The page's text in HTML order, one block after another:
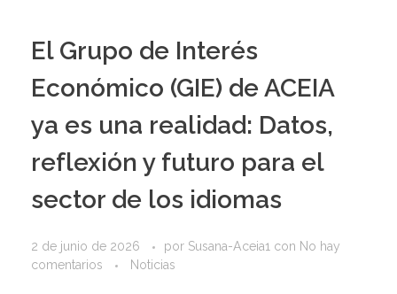
El Grupo de Interés
Económico (GIE) de ACEIA
ya es una realidad: Datos,
reflexión y futuro para el
sector de los idiomas
2 de junio de 2026 por Susana-Aceia1 con No hay
comentarios
Noticias